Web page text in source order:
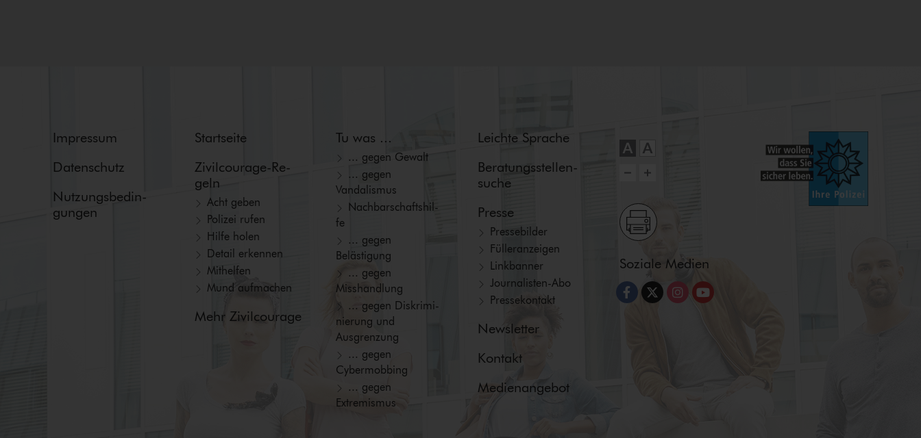
Impressum
Datenschutz
Nut­zungs­be­din­
gun­gen
Startseite
Zi­vil­cou­ra­ge-Re­
geln
Acht geben
Polizei rufen
Hilfe holen
Detail erkennen
Mithelfen
Mund aufmachen
Mehr Zivilcourage
Tu was ...
... gegen Gewalt
... gegen
Vandalismus
Nach­bar­schafts­hil­
fe
... gegen
Belästigung
... gegen
Misshandlung
... gegen Dis­kri­mi­
nie­rung und
Ausgrenzung
... gegen
Cybermobbing
... gegen
Extremismus
Leichte Sprache
Beratungs­stellen­
suche
Presse
Pressebilder
Fül­ler­an­zei­gen
Linkbanner
Jour­na­lis­ten-Abo
Pressekontakt
Newsletter
Kontakt
Medienangebot
Soziale Medien